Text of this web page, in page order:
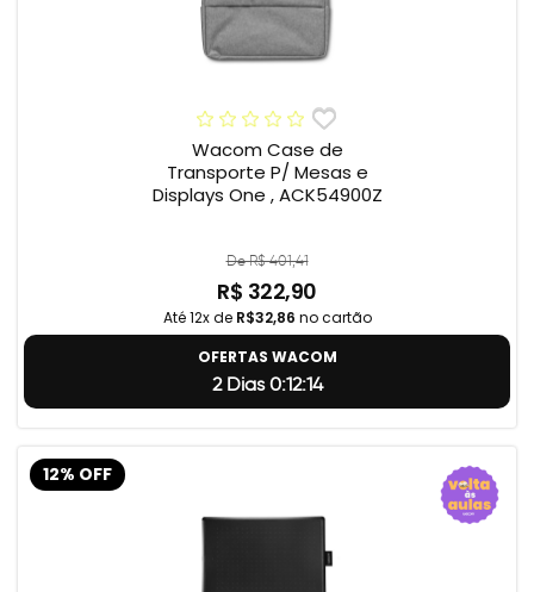
Wacom Case de
Transporte P/ Mesas e
Displays One , ACK54900Z
De R$ 401,41
R$ 322,90
Até 12x de R$32,86 no cartão
OFERTAS WACOM
2 Dias 0:12:14
12% OFF